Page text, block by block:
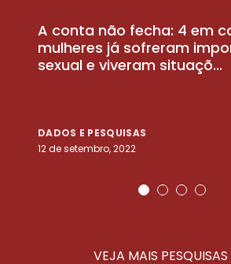
A conta não fecha: 4 em
mulheres já sofreram
sexual e viveram situaçõ...
DADOS E PESQUISAS
12 de setembro, 2022
VEJA MAIS PESQUISAS